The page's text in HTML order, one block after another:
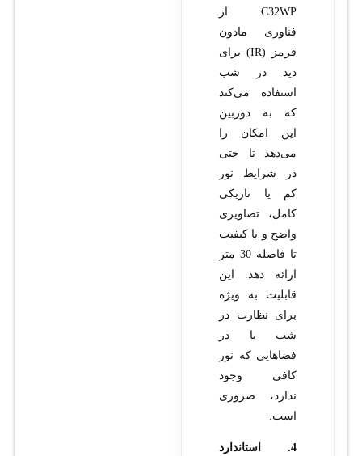
C32WP از
فناوری مادون
قرمز (IR) برای
دید در شب
استفاده می‌کند
که به دوربین
این امکان را
می‌دهد تا حتی
در شرایط نور
کم یا تاریکی
کامل، تصاویری
واضح و با کیفیت
تا فاصله 30 متر
ارائه دهد. این
قابلیت به ویژه
برای نظارت در
شب یا در
فضاهایی که نور
کافی وجود
ندارد، ضروری
است.
4. استاندارد